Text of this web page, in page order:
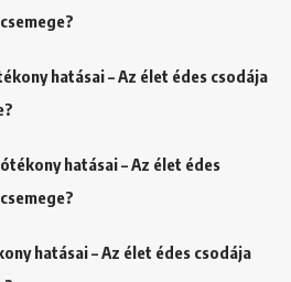
hatásai – Az élet édes csodája
hatásai – Az élet édes
hatásai – Az élet édes csodája